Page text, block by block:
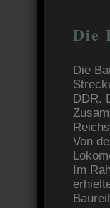
Die
Die
DDR.
Von
Im